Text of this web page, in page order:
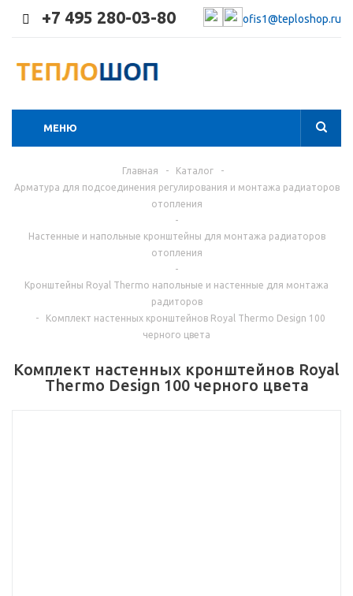
+7 495 280-03-80 ofis1@teploshop.ru
МЕНЮ
Главная - Каталог
-
Арматура для подсоединения регулирования и монтажа радиаторов
отопления
-
Настенные и напольные кронштейны для монтажа радиаторов
отопления
-
Кронштейны Royal Thermo напольные и настенные для монтажа
радиторов
-
Комплект настенных кронштейнов Royal Thermo Design 100
черного цвета
Комплект настенных кронштейнов Royal
Thermo Design 100 черного цвета